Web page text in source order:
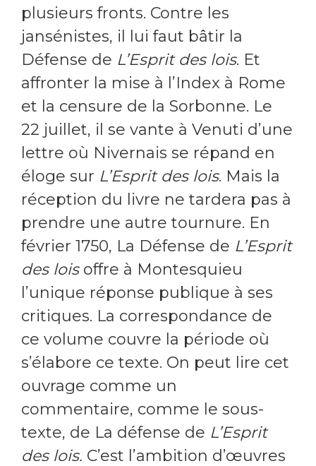
plusieurs fronts. Contre les
jansénistes, il lui faut bâtir la
Défense de L’Esprit des lois. Et
affronter la mise à l’Index à Rome
et la censure de la Sorbonne. Le
22 juillet, il se vante à Venuti d’une
lettre où Nivernais se répand en
éloge sur L’Esprit des lois. Mais la
réception du livre ne tardera pas à
prendre une autre tournure. En
février 1750, La Défense de L’Esprit
des loisoffre à Montesquieu
l’unique réponse publique à ses
critiques. La correspondance de
ce volume couvre la période où
s’élabore ce texte. On peut lire cet
ouvrage comme un
commentaire, comme le sous-
texte, de La défense de L’Esprit
des lois. C’est l’ambition d’œuvres